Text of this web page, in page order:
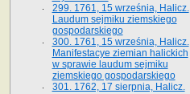
299. 1761, 15 września, Halicz.
Laudum sejmiku ziemskiego
gospodarskiego
300. 1761, 15 września, Halicz.
Manifestacye ziemian halickich
w sprawie laudum sejmiku
ziemskiego gospodarskiego
301. 1762, 17 sierpnia, Halicz.